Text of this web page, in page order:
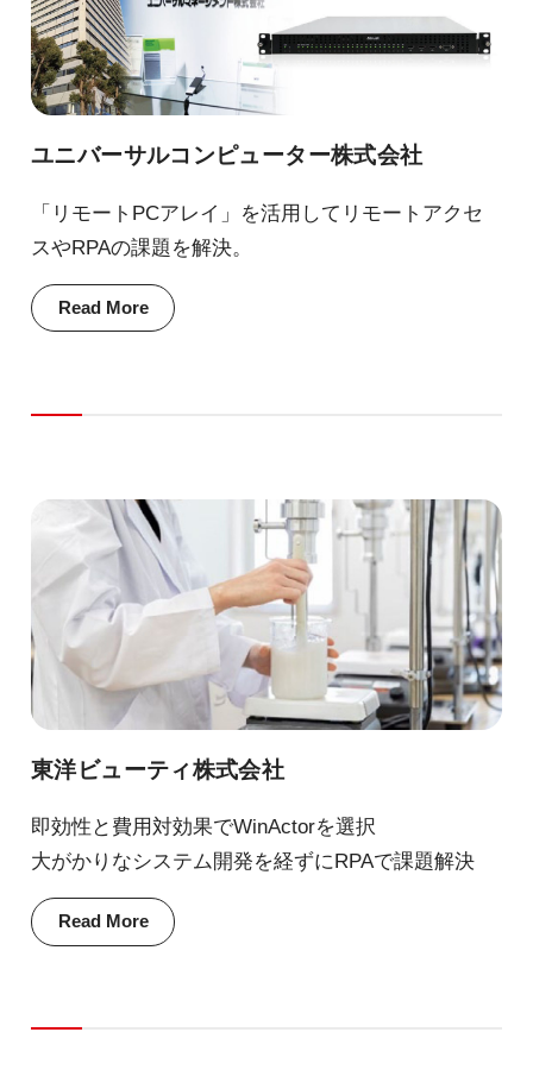
ユニバーサルコンピューター株式会社
「リモートPCアレイ」を活用してリモートアクセ
スやRPAの課題を解決。
Read More
東洋ビューティ株式会社
即効性と費用対効果でWinActorを選択
大がかりなシステム開発を経ずにRPAで課題解決
Read More